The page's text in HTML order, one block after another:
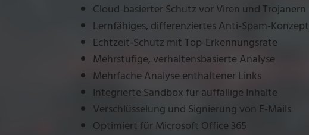
Cloud-basierter Schutz vor Viren und Trojanern
Lernfähiges, differenziertes Anti-Spam-Konzept
Echtzeit-Schutz mit Top-Erkennungsrate
Mehrstufige, verhaltensbasierte Analyse
Mehrfache Analyse enthaltener Links
Integrierte Sandbox für auffällige Inhalte
Verschlüsselung und Signierung von E-Mails
Optimiert für Microsoft Office 365